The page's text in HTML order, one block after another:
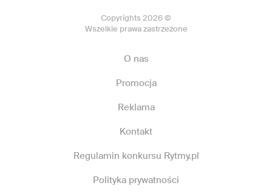
Copyrights 2026 ©
Wszelkie prawa zastrzeżone
O nas
Promocja
Reklama
Kontakt
Regulamin konkursu Rytmy.pl
Polityka prywatności